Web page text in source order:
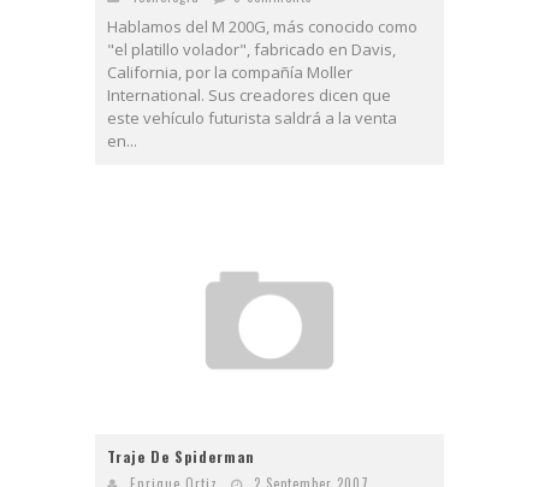
Hablamos del M 200G, más conocido como
"el platillo volador", fabricado en Davis,
California, por la compañía Moller
International. Sus creadores dicen que
este vehículo futurista saldrá a la venta
en...
Traje De Spiderman
Enrique Ortiz
2 September 2007